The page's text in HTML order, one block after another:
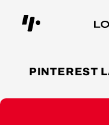
PINTEREST